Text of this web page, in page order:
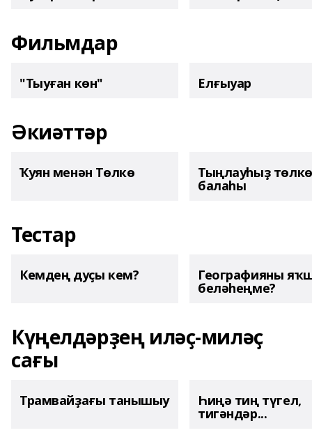
Фильмдар
"Тыуған көн" Елғыуар
Әкиәттәр
Ҡуян менән Төлкө Тыңлауһыҙ төлкө
балаһы
Тестар
Кемдең дуҫы кем? Географияны
беләһеңме?
Күңелдәрҙең иләҫ-миләҫ
сағы
Трамвайҙағы танышыу Һиңә тиң түгел,
тигәндәр...